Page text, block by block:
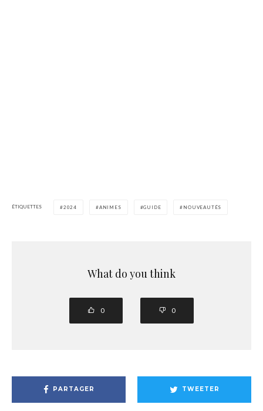
ÉTIQUETTES 2024 ANIMES GUIDE NOUVEAUTÉS
What do you think
0 0
PARTAGER TWEETER